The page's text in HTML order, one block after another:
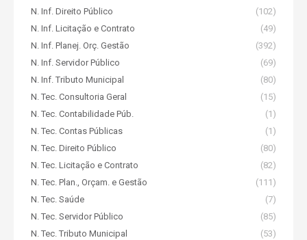
N. Inf. Direito Público
(102)
N. Inf. Licitação e Contrato
(49)
N. Inf. Planej. Orç. Gestão
(392)
N. Inf. Servidor Público
(69)
N. Inf. Tributo Municipal
(80)
N. Tec. Consultoria Geral
(15)
N. Tec. Contabilidade Púb.
(1)
N. Tec. Contas Públicas
(1)
N. Tec. Direito Público
(80)
N. Tec. Licitação e Contrato
(82)
N. Tec. Plan., Orçam. e Gestão
(111)
N. Tec. Saúde
(7)
N. Tec. Servidor Público
(85)
N. Tec. Tributo Municipal
(53)